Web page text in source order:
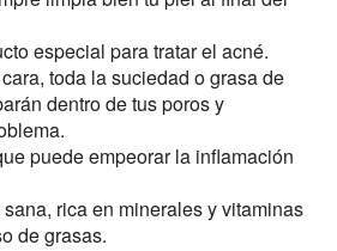
especial para tratar el acné.
toda la suciedad o grasa de
dentro de tus poros y
puede empeorar la inflamación
rica en minerales y vitaminas
de grasas.